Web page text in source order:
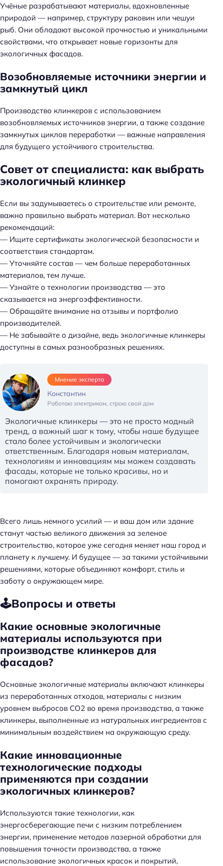
Учёные разрабатывают материалы, вдохновленные
природой — например, структуру раковин или чешуи
рыб. Они обладают высокой прочностью и уникальными
свойствами, что открывает новые горизонты для
экологичных фасадов.
Возобновляемые источники энергии и
замкнутый цикл
Производство клинкеров с использованием
возобновляемых источников энергии, а также создание
замкнутых циклов переработки — важные направления
для будущего устойчивого строительства.
Совет от специалиста: как выбрать
экологичный клинкер
Если вы задумываетесь о строительстве или ремонте,
важно правильно выбрать материал. Вот несколько
рекомендаций:
— Ищите сертификаты экологической безопасности и
соответствия стандартам.
— Уточняйте состав — чем больше переработанных
материалов, тем лучше.
— Узнайте о технологии производства — это
сказывается на энергоэффективности.
— Обращайте внимание на отзывы и портфолио
производителей.
— Не забывайте о дизайне, ведь экологичные клинкеры
доступны в самых разнообразных решениях.
Мнение эксперта
Константин
Работаю электриком, строю свой дом
Экологичные клинкеры — это не просто модный
тренд, а важный шаг к тому, чтобы наше будущее
стало более устойчивым и экологически
ответственным. Благодаря новым материалам,
технологиям и инновациям мы можем создавать
фасады, которые не только красивы, но и
помогают охранять природу.
Всего лишь немного усилий — и ваш дом или здание
станут частью великого движения за зеленое
строительство, которое уже сегодня меняет наш город и
планету к лучшему. И будущее — за такими устойчивыми
решениями, которые объединяют комфорт, стиль и
заботу о окружающем мире.
🕹️Вопросы и ответы
Какие основные экологичные
материалы используются при
производстве клинкеров для
фасадов?
Основные экологичные материалы включают клинкеры
из переработанных отходов, материалы с низким
уровнем выбросов СО2 во время производства, а также
клинкеры, выполненные из натуральных ингредиентов с
минимальным воздействием на окружающую среду.
Какие инновационные
технологические подходы
применяются при создании
экологичных клинкеров?
Используются такие технологии, как
энергосберегающие печи с низким потреблением
энергии, применение методов лазерной обработки для
повышения точности производства, а также
использование экологичных красок и покрытий,
Н
а